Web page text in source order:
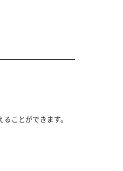
ことができます。